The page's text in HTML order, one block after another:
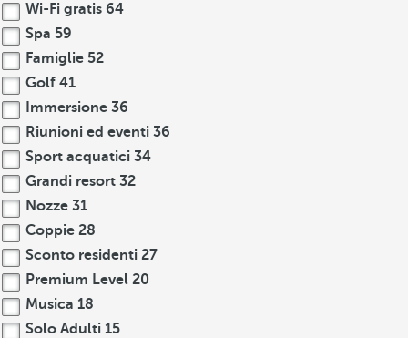
Wi-Fi gratis 64
Spa 59
Famiglie 52
Golf 41
Immersione 36
Riunioni ed eventi 36
Sport acquatici 34
Grandi resort 32
Nozze 31
Coppie 28
Sconto residenti 27
Premium Level 20
Musica 18
Solo Adulti 15